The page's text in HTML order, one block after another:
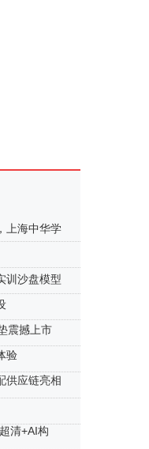
上海中华学
训沙盘模型
震撼上市
验
供应链亮相
清+AI构